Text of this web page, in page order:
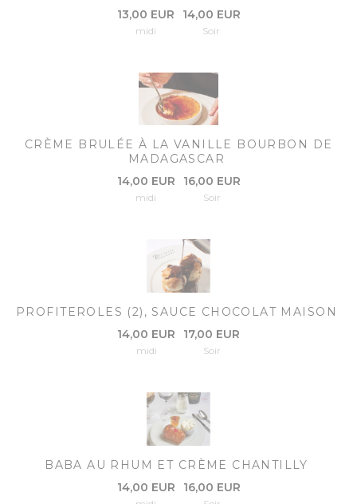
13,00 EUR
midi
14,00 EUR
Soir
CRÈME BRULÉE À LA VANILLE BOURBON DE
MADAGASCAR
14,00 EUR
midi
16,00 EUR
Soir
PROFITEROLES (2), SAUCE CHOCOLAT MAISON
14,00 EUR
midi
17,00 EUR
Soir
BABA AU RHUM ET CRÈME CHANTILLY
14,00 EUR
16,00 EUR